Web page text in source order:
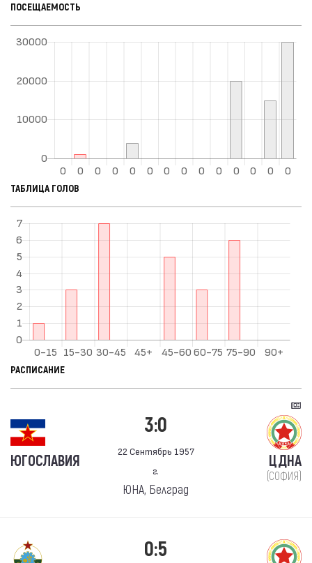
ПОСЕЩАЕМОСТЬ
ТАБЛИЦА ГОЛОВ
РАСПИСАНИЕ
ЮГОСЛАВИЯ
3:0
22 Сентябрь 1957
г.
ЮНА, Белград
ЦДНА
(СОФИЯ)
0:5